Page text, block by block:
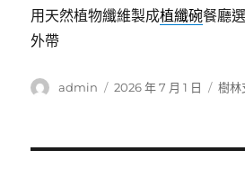
用天然植物纖維製成植纖碗餐廳
外帶
作
admin
發
2026 年 7 月 1 日
分
樹林